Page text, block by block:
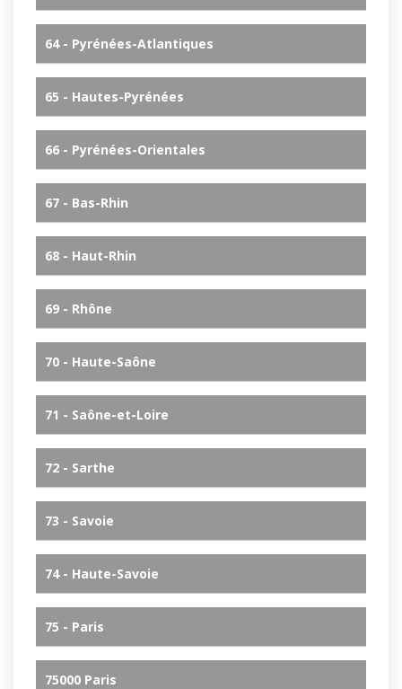
64 - Pyrénées-Atlantiques
65 - Hautes-Pyrénées
66 - Pyrénées-Orientales
67 - Bas-Rhin
68 - Haut-Rhin
69 - Rhône
70 - Haute-Saône
71 - Saône-et-Loire
72 - Sarthe
73 - Savoie
74 - Haute-Savoie
75 - Paris
75000 Paris